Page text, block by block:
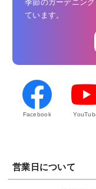
季節のガーデニン
ています。
Facebook
営業日について